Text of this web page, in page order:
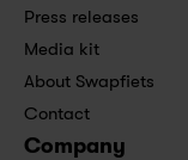
Press releases
Media kit
About Swapfiets
Contact
Company